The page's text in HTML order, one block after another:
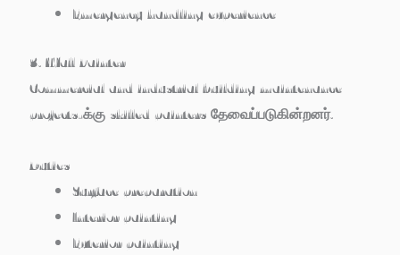
Emergency handling experience
3. Wall Painter
Commercial and industrial building maintenance
projects-க்கு skilled painters தேவைப்படுகின்றனர்.
Duties
Surface preparation
Interior painting
Exterior painting